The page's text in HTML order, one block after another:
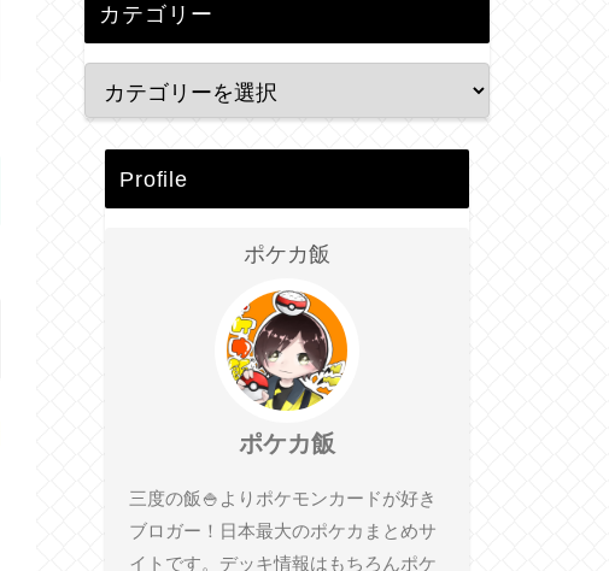
カテゴリー
Profile
ポケカ飯
ポケカ飯
三度の飯🍚よりポケモンカードが好き
ブロガー！日本最大のポケカまとめサ
イトです。デッキ情報はもちろんポケ